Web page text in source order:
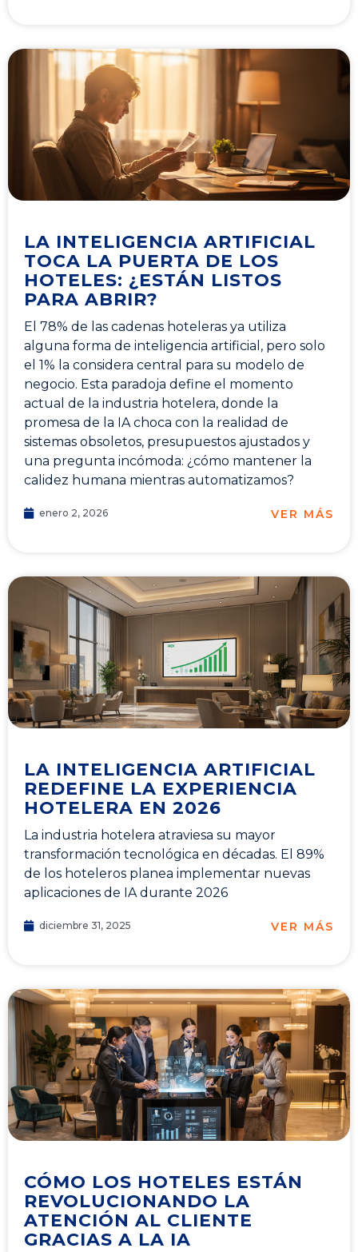
LA INTELIGENCIA ARTIFICIAL
TOCA LA PUERTA DE LOS
HOTELES: ¿ESTÁN LISTOS
PARA ABRIR?
El 78% de las cadenas hoteleras ya utiliza
alguna forma de inteligencia artificial, pero solo
el 1% la considera central para su modelo de
negocio. Esta paradoja define el momento
actual de la industria hotelera, donde la
promesa de la IA choca con la realidad de
sistemas obsoletos, presupuestos ajustados y
una pregunta incómoda: ¿cómo mantener la
calidez humana mientras automatizamos?
enero 2, 2026 VER MÁS
LA INTELIGENCIA ARTIFICIAL
REDEFINE LA EXPERIENCIA
HOTELERA EN 2026
La industria hotelera atraviesa su mayor
transformación tecnológica en décadas. El 89%
de los hoteleros planea implementar nuevas
aplicaciones de IA durante 2026
diciembre 31, 2025 VER MÁS
CÓMO LOS HOTELES ESTÁN
REVOLUCIONANDO LA
ATENCIÓN AL CLIENTE
GRACIAS A LA IA